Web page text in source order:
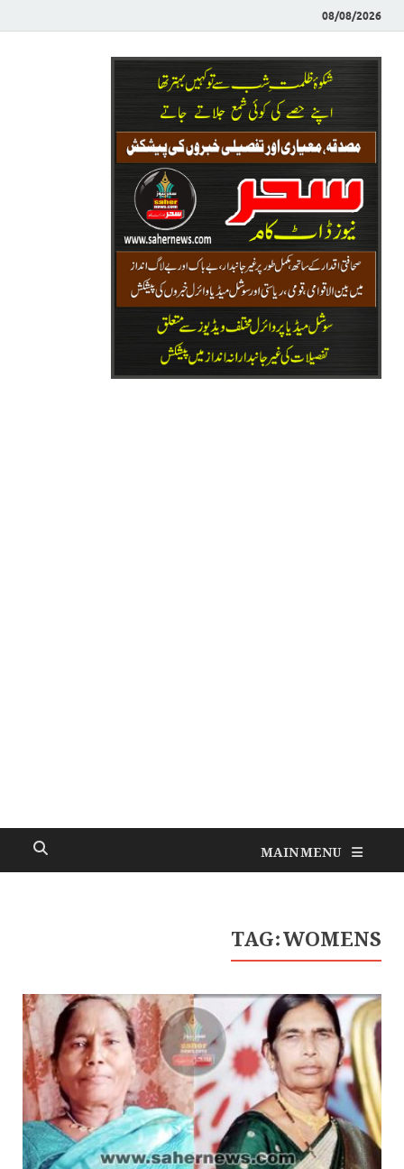
08/08/2026
MAIN MENU
TAG:WOMENS